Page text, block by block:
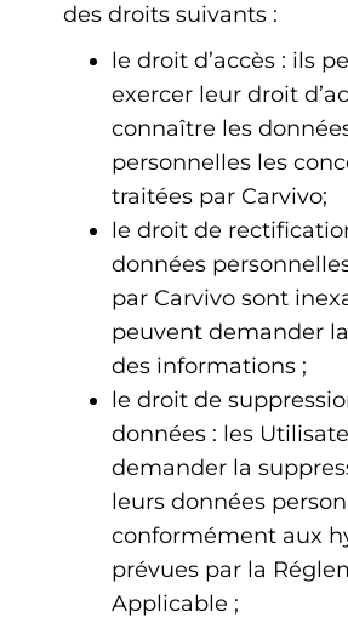
des droits suivants :
le droit d’accès : ils
exercer leur droit
connaître les
personnelles les
traitées par Carvivo;
le droit de
données
par Carvivo sont
peuvent demander
des informations ;
le droit de
données : les
demander la
leurs données
conformément aux
prévues par la
Applicable ;